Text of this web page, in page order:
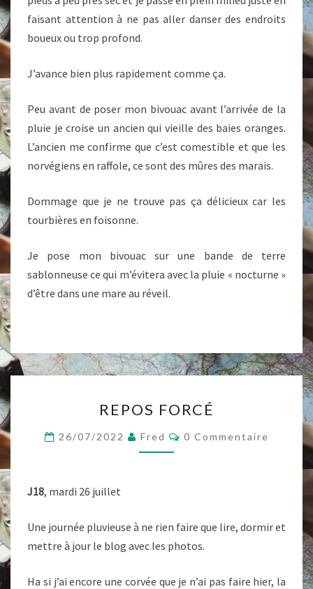
faisant attention à ne pas aller danser des endroits
boueux ou trop profond.
J’avance bien plus rapidement comme ça.
Peu avant de poser mon bivouac avant l’arrivée de la
pluie je croise un ancien qui vieille des baies oranges.
L’ancien me confirme que c’est comestible et que les
norvégiens en raffole, ce sont des mûres des marais.
Dommage que je ne trouve pas ça délicieux car les
tourbières en foisonne.
Je pose mon bivouac sur une bande de terre
sablonneuse ce qui m’évitera avec la pluie « nocturne »
d’être dans une mare au réveil.
FORCÉ
REPOS FORCÉ
26/07/2022 Fred Commentaires
0 Commentaire
J18, mardi 26 juillet
Une journée pluvieuse à ne rien faire que lire, dormir et
mettre à jour le blog avec les photos.
Ha si j’ai encore une corvée que je n’ai pas faire hier, la